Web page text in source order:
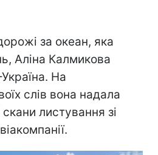
за океан, яка
Аліна Калмикова
На
слів вона надала
скани листування зі